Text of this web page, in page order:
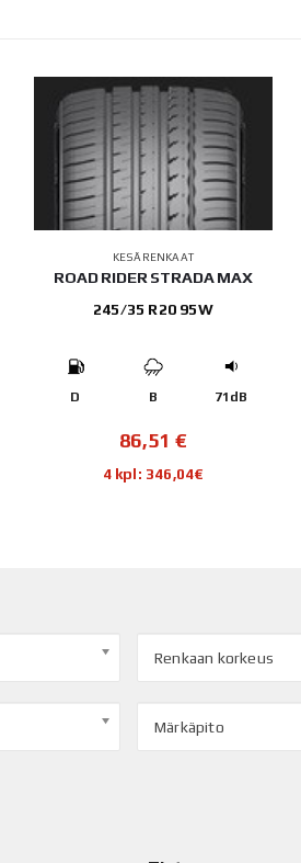
KESÄRENKAAT
ROAD RIDER STRADA MAX
245/35 R20 95W
D B 71dB
86,51 €
4 kpl: 346,04€
Renkaan korkeus
Märkäpito